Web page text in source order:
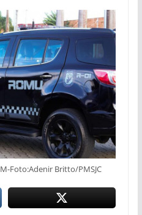
Foto:Adenir Britto/PMSJC